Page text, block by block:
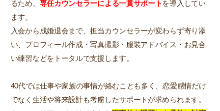
るため、 専任カウンセラーによる一貫サポート を導入してい
ます。
入会から成婚退会まで、担当カウンセラーが変わらず寄り添
い、プロフィール作成・写真撮影・服装アドバイス・お見合
い練習などをトータルで支援します。
40代では仕事や家族の事情が絡むことも多く、恋愛感情だけ
でなく生活や将来設計も考慮したサポートが求められます。